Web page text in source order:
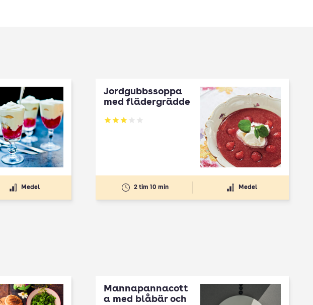
Medel
Jordgubbssoppa
med flädergrädde
Betyg: 3 av 5
2 tim 10 min Medel
Mannapannacott
a med blåbär och